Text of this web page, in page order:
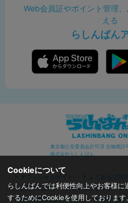
Web会員証やポイント管理
える
らしんばん
東京都公安委員会許可済 古物商
株式会社らしんばん
オフィシャルサイト よくあるご質問
お問い合わせ
セキュリティポリシ
特定商取引に関する表記
利用規約
Cookieについて
らしんばんでは利便性向上やお客様
するためにCookieを使用しております